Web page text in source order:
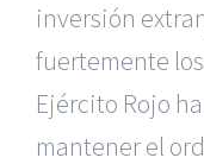
inversión
fuertemente
Ejército Rojo
mantener el